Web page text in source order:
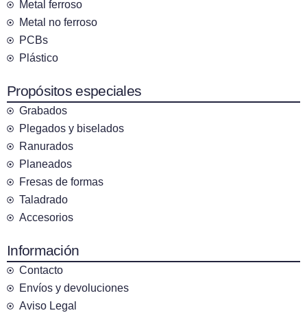
Metal ferroso
Metal no ferroso
PCBs
Plástico
Propósitos especiales
Grabados
Plegados y biselados
Ranurados
Planeados
Fresas de formas
Taladrado
Accesorios
Información
Contacto
Envíos y devoluciones
Aviso Legal